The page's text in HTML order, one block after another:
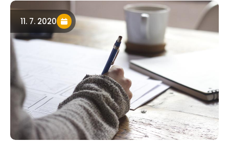
11. 7. 2020